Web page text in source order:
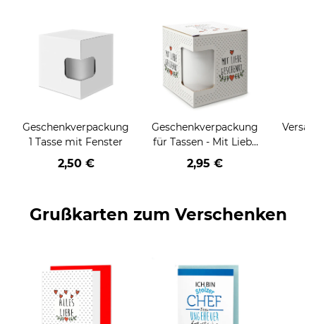
Geschenkverpackung
1 Tasse mit Fenster
2,50 €
Geschenkverpackung
für Tassen - Mit Liebe
geschenkt
2,95 €
Grußkarten zum Verschenken